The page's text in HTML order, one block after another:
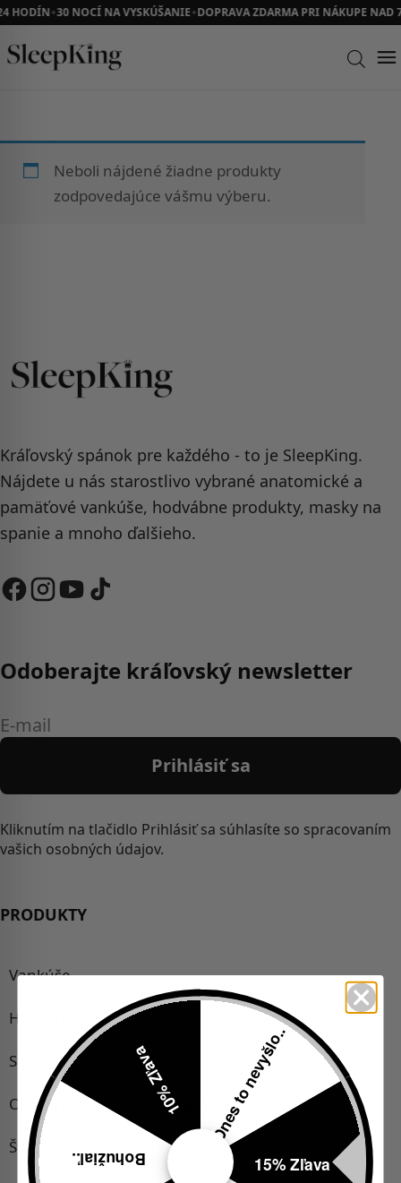
HODÍN ✦30 NOCÍ NA VYSKÚŠANIE✦DOPRAVA ZDARMA PRI NÁKUPE NAD
Neboli nájdené žiadne produkty
zodpovedajúce vášmu výberu.
Kráľovský spánok pre každého - to je SleepKing.
Nájdete u nás starostlivo vybrané anatomické a
pamäťové vankúše, hodvábne produkty, masky na
spanie a mnoho ďalšieho.
Odoberajte kráľovský newsletter
E-
mail
Prihlásiť sa
Kliknutím na tlačidlo Prihlásiť sa súhlasíte so spracovaním
vašich osobných údajov.
PRODUKTY
Vankúše
Hodváb
Spacie masky
Okuliare blokujúce modré svetlo
Štuple do uší
Dnes to nevyšlo..
15% Zľava
Bohužiaľ..
10% Zľava